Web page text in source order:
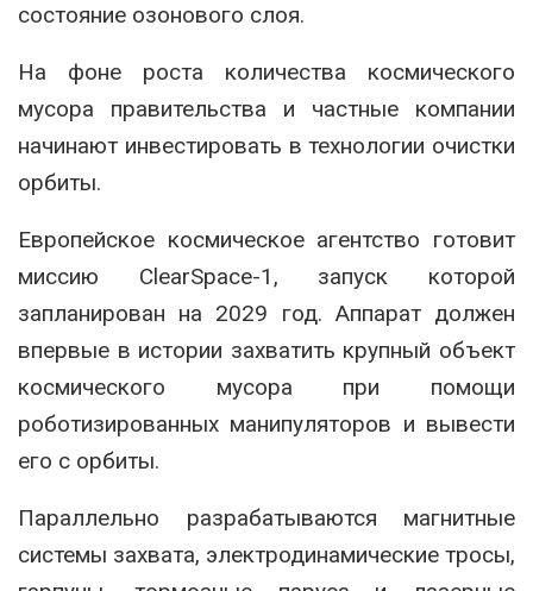
состояние озонового слоя.
На фоне роста количества космического
мусора правительства и частные компании
начинают инвестировать в технологии очистки
орбиты.
Европейское космическое агентство готовит
миссию ClearSpace-1, запуск которой
запланирован на 2029 год. Аппарат должен
впервые в истории захватить крупный объект
космического мусора при помощи
роботизированных манипуляторов и вывести
его с орбиты.
Параллельно разрабатываются магнитные
системы захвата, электродинамические тросы,